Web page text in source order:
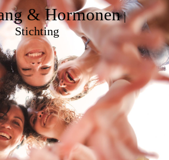
& Hormonen|
Stichting